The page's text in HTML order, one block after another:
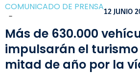
COMUNICADO DE PRENSA
-
12 JUNIO
Más de 630.000
impulsarán el
mitad de año por la